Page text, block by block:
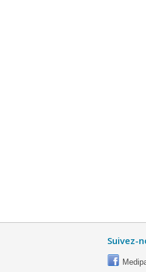
Suivez-